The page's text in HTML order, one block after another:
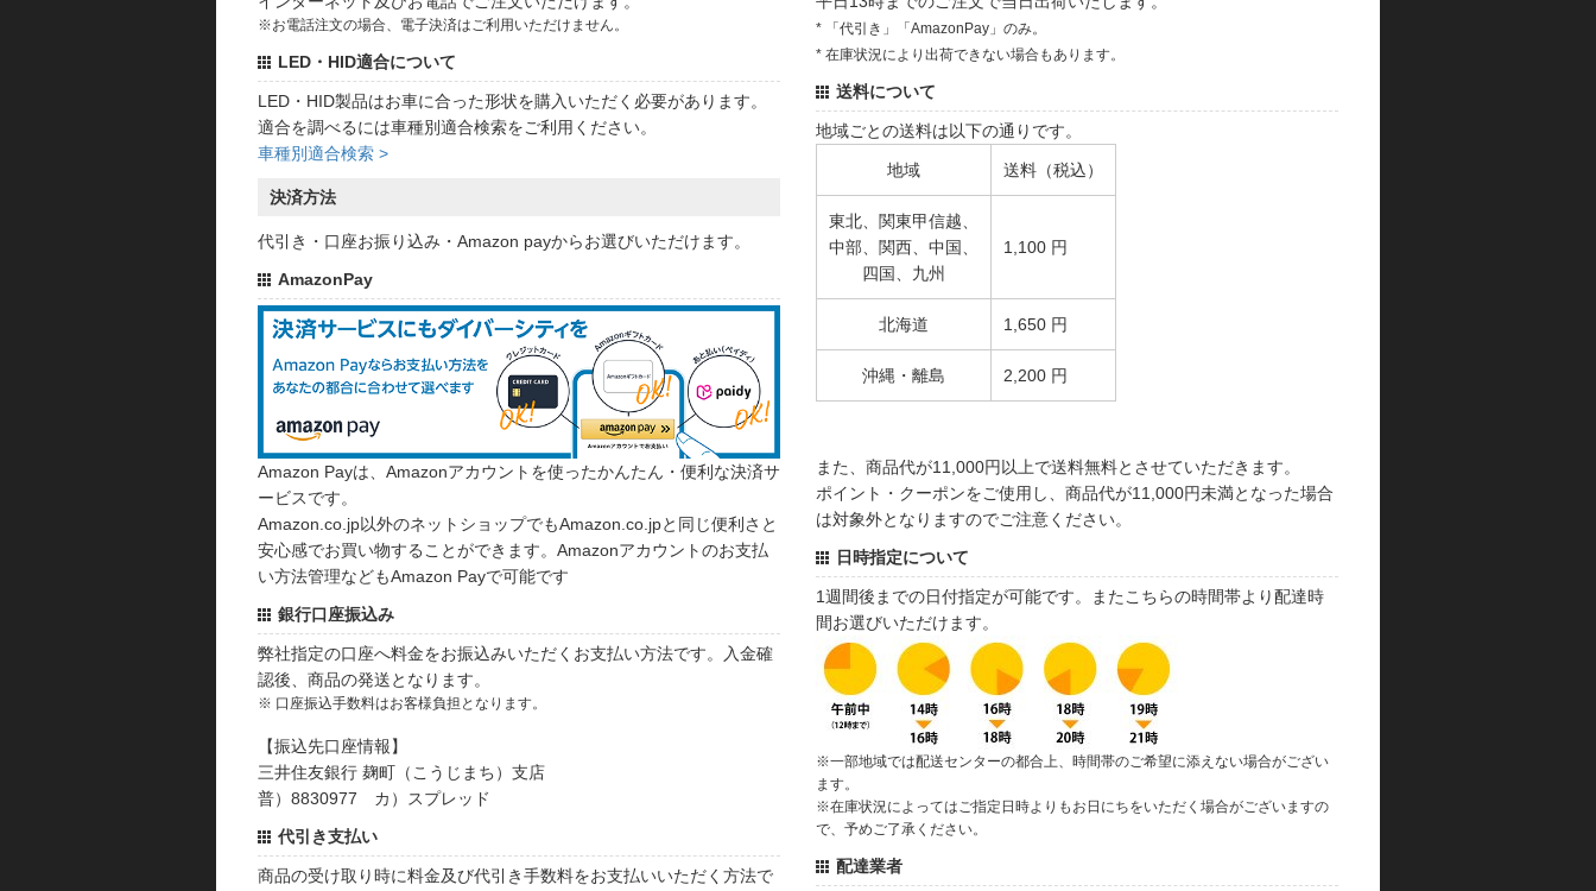
※お電話注文の場合、電子決済はご利用いただけません。
LED・HID適合について
LED・HID製品はお車に合った形状を購入いただく必要があります。
適合を調べるには車種別適合検索をご利用ください。
車種別適合検索 >
決済方法
代引き・口座お振り込み・Amazon payからお選びいただけます。
AmazonPay
Amazon Payは、Amazonアカウントを使ったかんたん・便利な決済サ
ービスです。
Amazon.co.jp以外のネットショップでもAmazon.co.jpと同じ便利さと
安心感でお買い物することができます。Amazonアカウントのお支払
い方法管理などもAmazon Payで可能です
銀行口座振込み
弊社指定の口座へ料金をお振込みいただくお支払い方法です。入金確
認後、商品の発送となります。
※ 口座振込手数料はお客様負担となります。
【振込先口座情報】
三井住友銀行 麹町（こうじまち）支店
普）8830977 カ）スプレッド
代引き支払い
商品の受け取り時に料金及び代引き手数料をお支払いいただく方法で
* 「代引き」「AmazonPay」のみ。
* 在庫状況により出荷できない場合もあります。
送料について
地域ごとの送料は以下の通りです。
地域 送料（税込）
東北、関東甲信越、
中部、関西、中国、
四国、九州
1,100 円
北海道 1,650 円
沖縄・離島 2,200 円
また、商品代が11,000円以上で送料無料とさせていただきます。
ポイント・クーポンをご使用し、商品代が11,000円未満となった場合
は対象外となりますのでご注意ください。
日時指定について
1週間後までの日付指定が可能です。またこちらの時間帯より配達時
間お選びいただけます。
※一部地域では配送センターの都合上、時間帯のご希望に添えない場合がござい
ます。
※在庫状況によってはご指定日時よりもお日にちをいただく場合がございますの
で、予めご了承ください。
配達業者